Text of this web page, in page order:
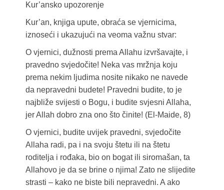
Kur’ansko upozorenje
Kur’an, knjiga upute, obraća se vjernicima,
iznoseći i ukazujući na veoma važnu stvar:
O vjernici, dužnosti prema Allahu izvršavajte, i
pravedno svjedočite! Neka vas mržnja koju
prema nekim ljudima nosite nikako ne navede
da nepravedni budete! Pravedni budite, to je
najbliže svijesti o Bogu, i budite svjesni Allaha,
jer Allah dobro zna ono što činite! (El-Maide, 8)
O vjernici, budite uvijek pravedni, svjedočite
Allaha radi, pa i na svoju štetu ili na štetu
roditelja i rođaka, bio on bogat ili siromašan, ta
Allahovo je da se brine o njima! Zato ne slijedite
strasti – kako ne biste bili nepravedni. A ako